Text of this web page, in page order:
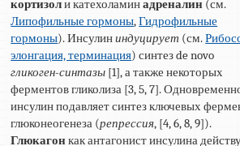
кортизоли катехоламинадреналин (см.
Липофильные гормоны,Гидрофильные
гормоны). Инсулининдуцирует (см.
элонгация, терминация) синтез de novo
гликоген-синтазы [1], а также некоторых
ферментов гликолиза [3, 5, 7].
инсулин подавляет синтез ключевых
глюконеогенеза (репрессия, [4, 6, 8, 9]).
Глюкагонкак антагонист инсулина